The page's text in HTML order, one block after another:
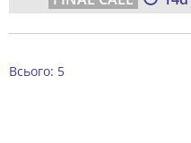
Всього: 5